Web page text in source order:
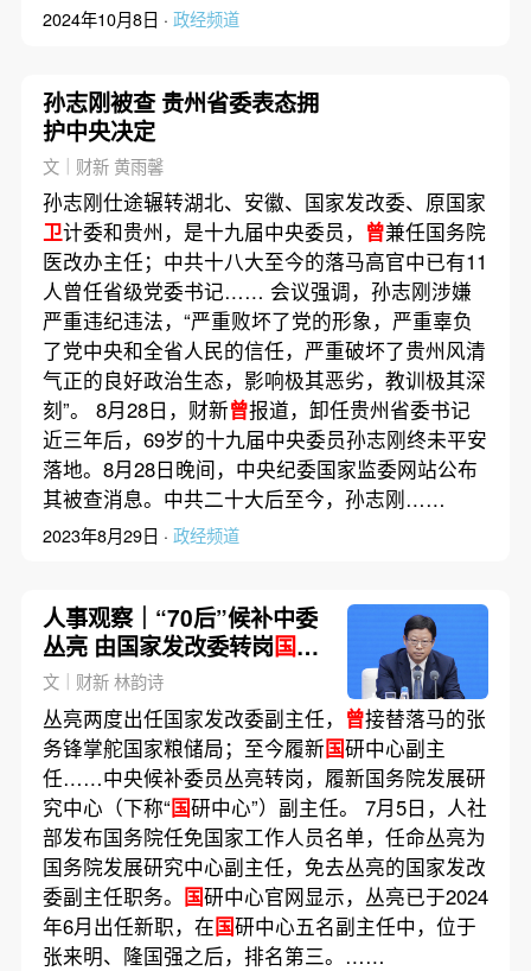
2024年10月8日 · 政经频道
孙志刚被查 贵州省委表态拥
护中央决定
文｜财新 黄雨馨
孙志刚仕途辗转湖北、安徽、国家发改委、原国家
卫计委和贵州，是十九届中央委员， 曾兼任国务院
医改办主任；中共十八大至今的落马高官中已有11
人曾任省级党委书记…… 会议强调，孙志刚涉嫌
严重违纪违法，“严重败坏了党的形象，严重辜负
了党中央和全省人民的信任，严重破坏了贵州风清
气正的良好政治生态，影响极其恶劣，教训极其深
刻”。 8月28日，财新曾报道，卸任贵州省委书记
近三年后，69岁的十九届中央委员孙志刚终未平安
落地。8月28日晚间，中央纪委国家监委网站公布
其被查消息。中共二十大后至今，孙志刚……
2023年8月29日 · 政经频道
人事观察｜“70后”候补中委
丛亮 由国家发改委转岗国研
中心
文｜财新 林韵诗
丛亮两度出任国家发改委副主任， 曾接替落马的张
务锋掌舵国家粮储局；至今履新国研中心副主
任……中央候补委员丛亮转岗，履新国务院发展研
究中心（下称“国研中心”）副主任。 7月5日，人社
部发布国务院任免国家工作人员名单，任命丛亮为
国务院发展研究中心副主任，免去丛亮的国家发改
委副主任职务。 国研中心官网显示，丛亮已于2024
年6月出任新职，在国研中心五名副主任中，位于
张来明、隆国强之后，排名第三。……